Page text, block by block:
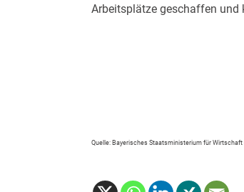
Arbeitsplätze geschaffen und
Quelle: Bayerisches Staatsministerium für Wirtschaft